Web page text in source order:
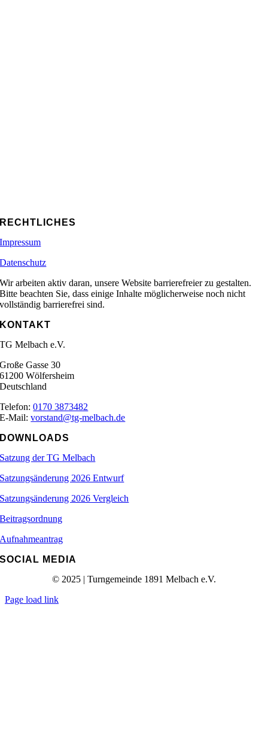
RECHTLICHES
Impressum
Datenschutz
Wir arbeiten aktiv daran, unsere Website barrierefreier zu gestalten.
Bitte beachten Sie, dass einige Inhalte möglicherweise noch nicht
vollständig barrierefrei sind.
KONTAKT
TG Melbach e.V.
Große Gasse 30
61200 Wölfersheim
Deutschland
Telefon:0170 3873482
E-Mail:vorstand@tg-melbach.de
DOWNLOADS
Satzung der TG Melbach
Satzungsänderung 2026 Entwurf
Satzungsänderung 2026 Vergleich
Beitragsordnung
Aufnahmeantrag
SOCIAL MEDIA
© 2025 | Turngemeinde 1891 Melbach e.V.
Page load link